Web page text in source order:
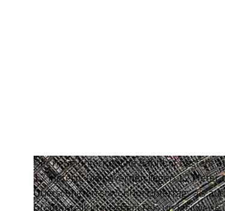
Der neue unterirdische Bahnhof besteht
17 Metern. Die Kavernen liegen 12 Meter
Querschnitten sowohl im Untertag- als
größtenteils in weichem Fels und